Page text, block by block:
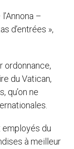
–
d’entrées »,
ordonnance,
du Vatican,
qu’on ne
du
à meilleur